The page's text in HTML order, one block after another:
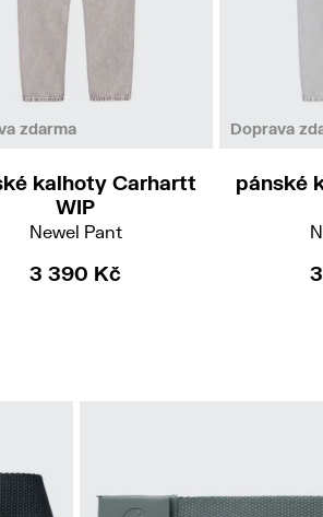
zdarma
32
kalhoty Carhartt
WIP
Newel Pant
3 390 Kč
Doprava
pánské